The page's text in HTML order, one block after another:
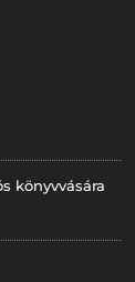
könyvvására